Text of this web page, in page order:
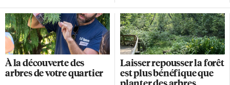
ambitieux et porteur d’impact:
planter 50 000 arbres en cinq
ans, soit environ 10 000 arbres
par an. Cet effort vise à
renforcer la biodiversité locale,
restaurer des espaces dégradés
et soutenir la résilience des
internationale récente appuie
cette moyenne sur l’analyse des
données satellites de 428 villes
de l’hémisphère Nord entre
2014 et 2020. Des résultats qui
ne surprendront pas les
biologistes: les cycles
À la découverte des
arbres de votre quartier
Laisser repousser la forêt
est plus bénéfique que